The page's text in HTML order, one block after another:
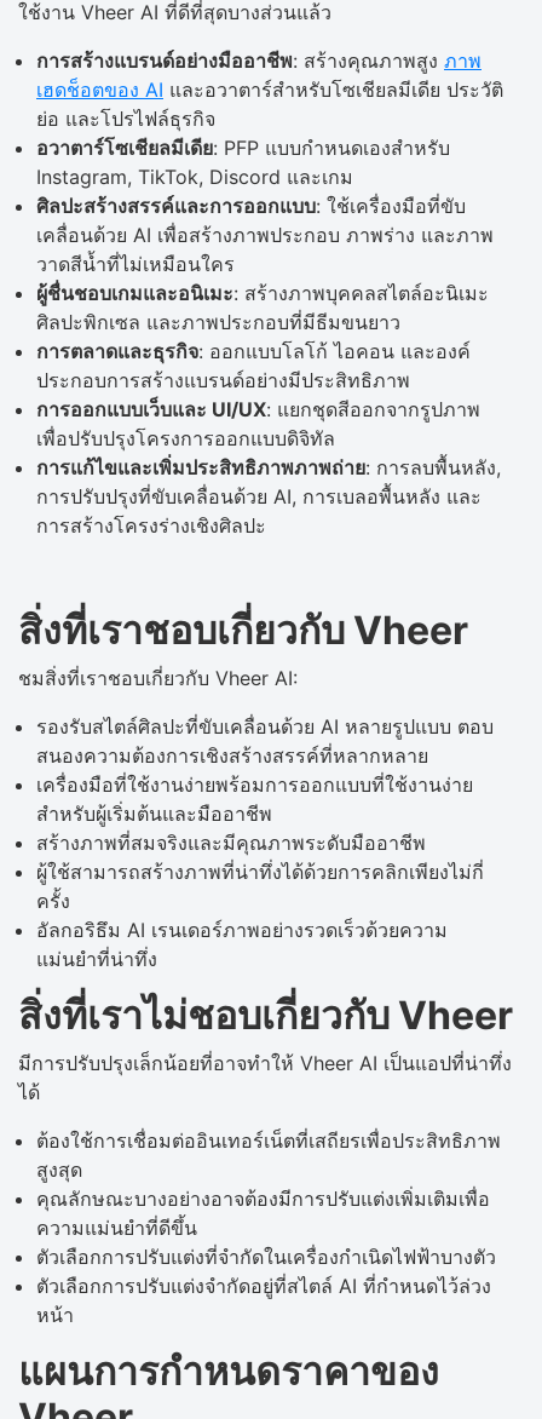
ใช้งาน Vheer AI ที่ดีที่สุดบางส่วนแล้ว
การสร้างแบรนด์อย่างมืออาชีพ: สร้างคุณภาพสูง ภาพ
เฮดช็อตของ AI และอวาตาร์สำหรับโซเชียลมีเดีย ประวัติ
ย่อ และโปรไฟล์ธุรกิจ
อวาตาร์โซเชียลมีเดีย: PFP แบบกำหนดเองสำหรับ
Instagram, TikTok, Discord และเกม
ศิลปะสร้างสรรค์และการออกแบบ: ใช้เครื่องมือที่ขับ
เคลื่อนด้วย AI เพื่อสร้างภาพประกอบ ภาพร่าง และภาพ
วาดสีน้ำที่ไม่เหมือนใคร
ผู้ชื่นชอบเกมและอนิเมะ: สร้างภาพบุคคลสไตล์อะนิเมะ
ศิลปะพิกเซล และภาพประกอบที่มีธีมขนยาว
การตลาดและธุรกิจ: ออกแบบโลโก้ ไอคอน และองค์
ประกอบการสร้างแบรนด์อย่างมีประสิทธิภาพ
การออกแบบเว็บและ UI/UX: แยกชุดสีออกจากรูปภาพ
เพื่อปรับปรุงโครงการออกแบบดิจิทัล
การแก้ไขและเพิ่มประสิทธิภาพภาพถ่าย: การลบพื้นหลัง,
การปรับปรุงที่ขับเคลื่อนด้วย AI, การเบลอพื้นหลัง และ
การสร้างโครงร่างเชิงศิลปะ
สิ่งที่เราชอบเกี่ยวกับ Vheer
ชมสิ่งที่เราชอบเกี่ยวกับ Vheer AI:
รองรับสไตล์ศิลปะที่ขับเคลื่อนด้วย AI หลายรูปแบบ ตอบ
สนองความต้องการเชิงสร้างสรรค์ที่หลากหลาย
เครื่องมือที่ใช้งานง่ายพร้อมการออกแบบที่ใช้งานง่าย
สำหรับผู้เริ่มต้นและมืออาชีพ
สร้างภาพที่สมจริงและมีคุณภาพระดับมืออาชีพ
ผู้ใช้สามารถสร้างภาพที่น่าทึ่งได้ด้วยการคลิกเพียงไม่กี่
ครั้ง
อัลกอริธึม AI เรนเดอร์ภาพอย่างรวดเร็วด้วยความ
แม่นยำที่น่าทึ่ง
สิ่งที่เราไม่ชอบเกี่ยวกับ Vheer
มีการปรับปรุงเล็กน้อยที่อาจทำให้ Vheer AI เป็นแอปที่น่าทึ่ง
ได้
ต้องใช้การเชื่อมต่ออินเทอร์เน็ตที่เสถียรเพื่อประสิทธิภาพ
สูงสุด
คุณลักษณะบางอย่างอาจต้องมีการปรับแต่งเพิ่มเติมเพื่อ
ความแม่นยำที่ดีขึ้น
ตัวเลือกการปรับแต่งที่จำกัดในเครื่องกำเนิดไฟฟ้าบางตัว
ตัวเลือกการปรับแต่งจำกัดอยู่ที่สไตล์ AI ที่กำหนดไว้ล่วง
หน้า
แผนการกำหนดราคาของ